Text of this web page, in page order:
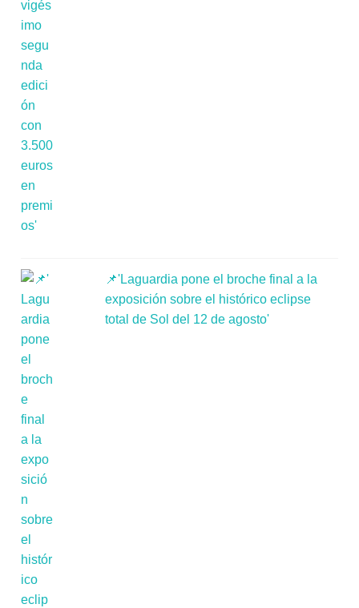
📌'Laguardia pone el broche final a la
exposición sobre el histórico eclipse
total de Sol del 12 de agosto'